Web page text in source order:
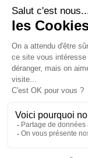
Commande Papier
2008 -